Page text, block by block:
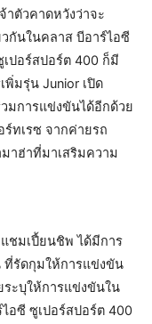
าตัวคาดหวังว่าจะ
กันในคลาส บีอาร์ไอซี
ปอร์สปอร์ต 400 ก็มี
มรุ่น Junior เปิด
มการแข่งขันได้อีกด้วย
ทเรซ จากค่ายรถ
าฮ่าที่มาเสริมความ
ชมเปี้ยนชิพ ได้มีการ
ที่รัดกุมให้การแข่งขัน
ะบุให้การแข่งขันใน
อซี ซูเปอร์สปอร์ต 400